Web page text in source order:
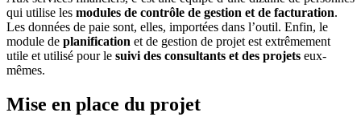
qui utilise les modules de contrôle de gestion et de facturation.
Les données de paie sont, elles, importées dans l’outil. Enfin, le
module de planification et de gestion de projet est extrêmement
utile et utilisé pour le suivi des consultants et des projets eux-
mêmes.
Mise en place du projet